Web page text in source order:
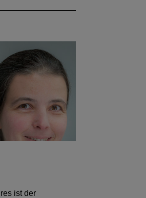
ist der